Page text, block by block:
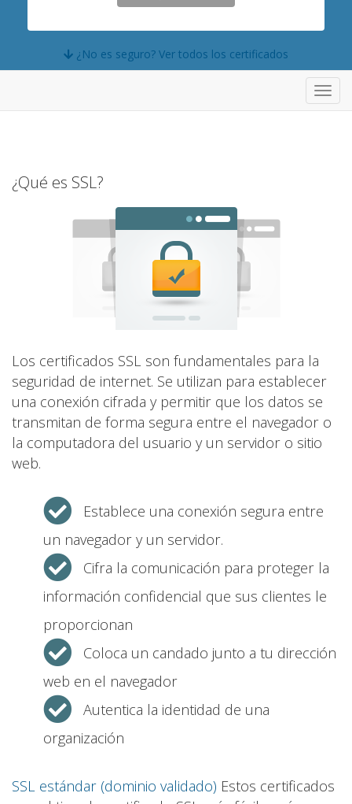
¿No es seguro? Ver todos los certificados
¿Qué es SSL?
Los certificados SSL son fundamentales para la
seguridad de internet. Se utilizan para establecer
una conexión cifrada y permitir que los datos se
transmitan de forma segura entre el navegador o
la computadora del usuario y un servidor o sitio
web.
Establece una conexión segura entre
un navegador y un servidor.
Cifra la comunicación para proteger la
información confidencial que sus clientes le
proporcionan
Coloca un candado junto a tu dirección
web en el navegador
Autentica la identidad de una
organización
SSL estándar (dominio validado) Estos certificados